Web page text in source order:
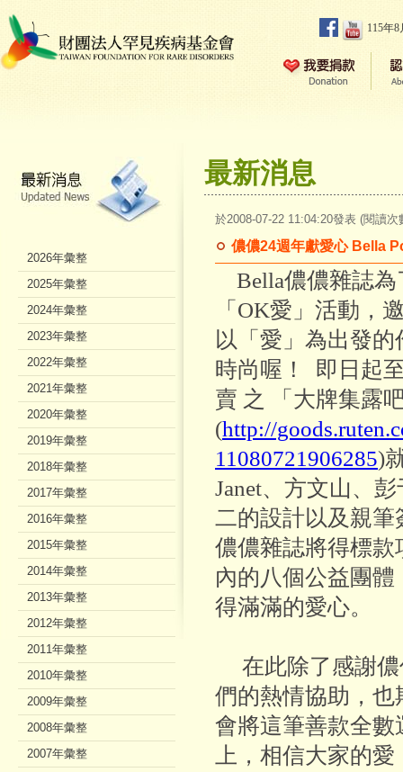
115年
最新消息
於2008-07-22 11:04:20發表 (閱讀次
儂儂24週年獻愛心 Bella
Bella儂儂雜誌為
「OK愛」活動，
以「愛」為出發
時尚喔！ 即日起
賣 之 「大牌集露
(http://
11080721906285)
Janet、方文山、
二的設計以及親
儂儂雜誌將得標
內的八個公益團
得滿滿的愛心。
在此除了感謝儂
們的熱情協助，
會將這筆善款全
上，相信大家的
2026年彙整
2025年彙整
2024年彙整
2023年彙整
2022年彙整
2021年彙整
2020年彙整
2019年彙整
2018年彙整
2017年彙整
2016年彙整
2015年彙整
2014年彙整
2013年彙整
2012年彙整
2011年彙整
2010年彙整
2009年彙整
2008年彙整
2007年彙整